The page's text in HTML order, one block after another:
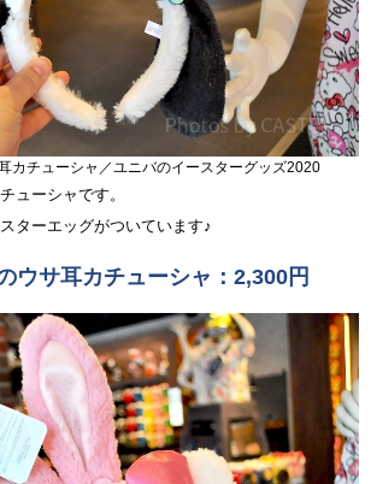
カチューシャ／ユニバのイースターグッズ2020
ューシャです。
ターエッグがついています♪
ウサ耳カチューシャ：2,300円